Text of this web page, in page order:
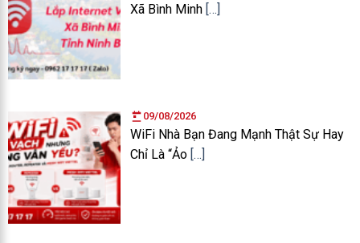
Xã Bình Minh […]
09/08/2026
WiFi Nhà Bạn Đang Mạnh Thật Sự Hay
Chỉ Là “Ảo […]